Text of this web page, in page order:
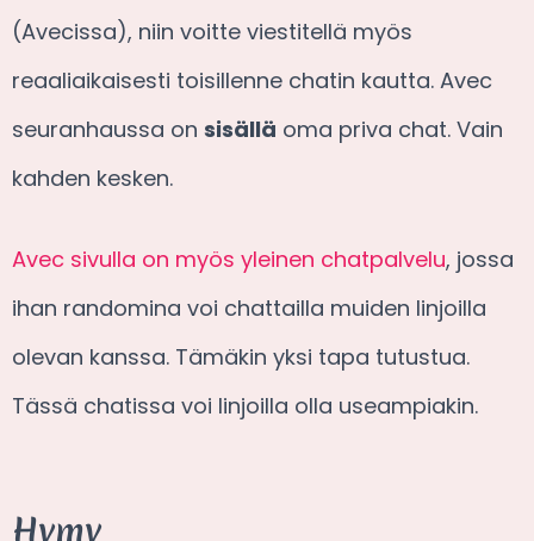
(Avecissa), niin voitte viestitellä myös
reaaliaikaisesti toisillenne chatin kautta. Avec
seuranhaussa on sisällä oma priva chat. Vain
kahden kesken.
Avec sivulla on myös yleinen chatpalvelu, jossa
ihan randomina voi chattailla muiden linjoilla
olevan kanssa. Tämäkin yksi tapa tutustua.
Tässä chatissa voi linjoilla olla useampiakin.
Hymy